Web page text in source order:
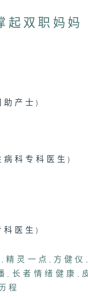
起双职妈
助产士)
科专科医生)
科医生)
,精灵一点 , 方健仪
, 长者情绪健康 ,
程